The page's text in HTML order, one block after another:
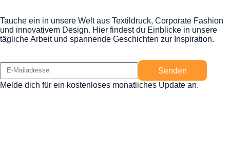
Tauche ein in unsere Welt aus Textildruck, Corporate Fashion
und innovativem Design. Hier findest du Einblicke in unsere
tägliche Arbeit und spannende Geschichten zur Inspiration.
Senden
Melde dich für ein kostenloses monatliches Update an.